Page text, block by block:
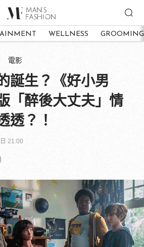
WELLNESS GROOMING
電影
誕生？《好小男
「醉後大丈夫」情
透？！
21:00